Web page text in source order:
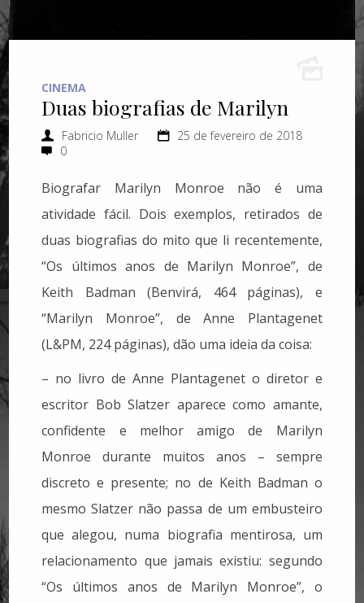
CINEMA
Duas biografias de Marilyn
Fabricio Muller
25 de fevereiro de 2018
0
Biografar Marilyn Monroe não é uma
atividade fácil. Dois exemplos, retirados de
duas biografias do mito que li recentemente,
“Os últimos anos de Marilyn Monroe”, de
Keith Badman (Benvirá, 464 páginas), e
“Marilyn Monroe”, de Anne Plantagenet
(L&PM, 224 páginas), dão uma ideia da coisa:
– no livro de Anne Plantagenet o diretor e
escritor Bob Slatzer aparece como amante,
confidente e melhor amigo de Marilyn
Monroe durante muitos anos – sempre
discreto e presente; no de Keith Badman o
mesmo Slatzer não passa de um embusteiro
que alegou, numa biografia mentirosa, um
relacionamento que jamais existiu: segundo
“Os últimos anos de Marilyn Monroe”, o